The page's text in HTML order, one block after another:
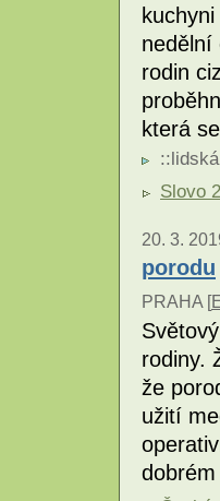
nedělní
rodin
která
::
Slovo
20. 3.
porodu
PRAHA [
rodiny.
že
užití